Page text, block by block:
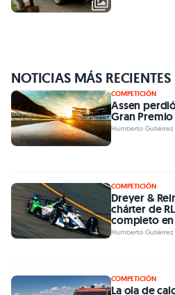
NOTICIAS MÁS RECIENTES
COMPETICIÓN
Assen
Gran Premio
Humberto Gutiérrez
COMPETICIÓN
Dreyer &
chárter de
completo en
Humberto Gutiérrez
COMPETICIÓN
La ola de